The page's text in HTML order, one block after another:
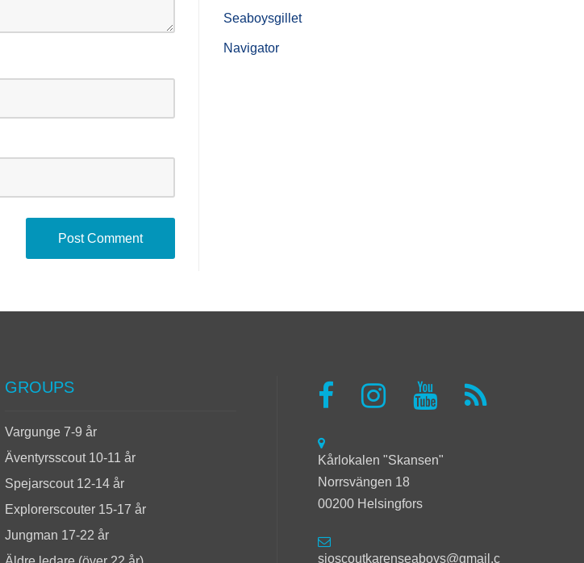
Seaboysgillet
Navigator
GROUPS
Vargunge 7-9 år
Äventyrsscout 10-11 år
Spejarscout 12-14 år
Explorerscouter 15-17 år
Jungman 17-22 år
Kårlokalen "Skansen"
Norrsvängen 18
00200 Helsingfors
sjoscoutkarenseaboys@gmail.c